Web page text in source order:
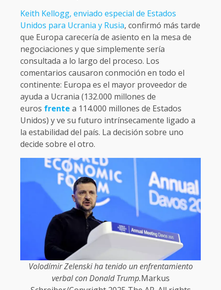
Keith Kellogg, enviado especial de Estados
Unidos para Ucrania y Rusia, confirmó más tarde
que Europa carecería de asiento en la mesa de
negociaciones y que simplemente sería
consultada a lo largo del proceso. Los
comentarios causaron conmoción en todo el
continente: Europa es el mayor proveedor de
ayuda a Ucrania (132.000 millones de
euros frente a 114.000 millones de Estados
Unidos) y ve su futuro intrínsecamente ligado a
la estabilidad del país. La decisión sobre uno
decide sobre el otro.
Volodímir Zelenski ha tenido un enfrentamiento
verbal con Donald Trump.Markus